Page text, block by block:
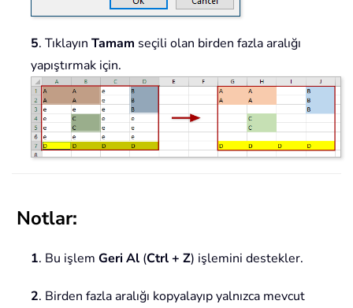
5. Tıklayın Tamam seçili olan birden fazla aralığı
yapıştırmak için.
Notlar:
1. Bu işlem Geri Al (Ctrl + Z) işlemini destekler.
2. Birden fazla aralığı kopyalayıp yalnızca mevcut